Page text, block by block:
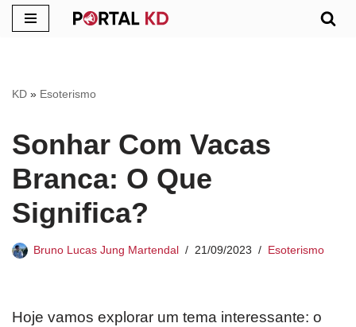
conteúdo
KD » Esoterismo
Sonhar Com Vacas
Branca: O Que
Significa?
Bruno Lucas Jung Martendal 21/09/2023 Esoterismo
Hoje vamos explorar um tema interessante: o